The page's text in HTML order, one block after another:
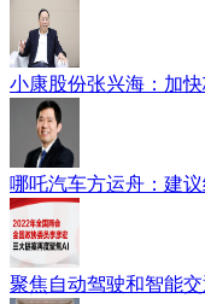
小康股份张兴海：加
哪吒汽车方运舟：建
聚焦自动驾驶和智能